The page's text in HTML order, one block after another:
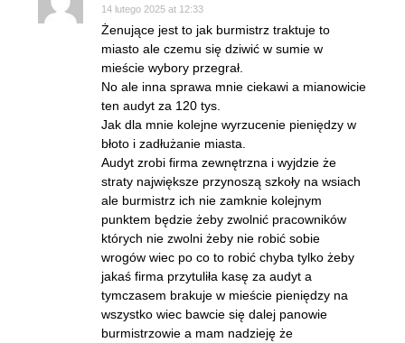
14 lutego 2025 at 12:33
Żenujące jest to jak burmistrz traktuje to
miasto ale czemu się dziwić w sumie w
mieście wybory przegrał.
No ale inna sprawa mnie ciekawi a mianowicie
ten audyt za 120 tys.
Jak dla mnie kolejne wyrzucenie pieniędzy w
błoto i zadłużanie miasta.
Audyt zrobi firma zewnętrzna i wyjdzie że
straty największe przynoszą szkoły na wsiach
ale burmistrz ich nie zamknie kolejnym
punktem będzie żeby zwolnić pracowników
których nie zwolni żeby nie robić sobie
wrogów wiec po co to robić chyba tylko żeby
jakaś firma przytuliła kasę za audyt a
tymczasem brakuje w mieście pieniędzy na
wszystko wiec bawcie się dalej panowie
burmistrzowie a mam nadzieję że